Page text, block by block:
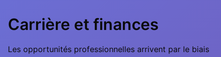
Carrière et finances
Les opportunités professionnelles arrivent par le biais